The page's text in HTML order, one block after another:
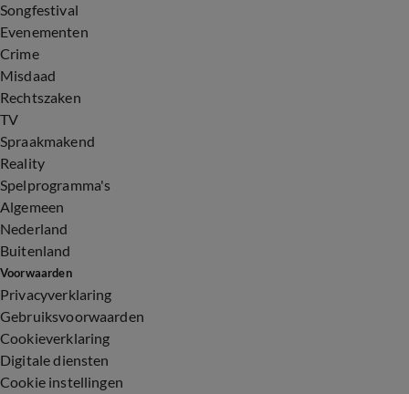
Songfestival
Evenementen
Crime
Misdaad
Rechtszaken
TV
Spraakmakend
Reality
Spelprogramma's
Algemeen
Nederland
Buitenland
Voorwaarden
Privacyverklaring
Gebruiksvoorwaarden
Cookieverklaring
Digitale diensten
Cookie instellingen